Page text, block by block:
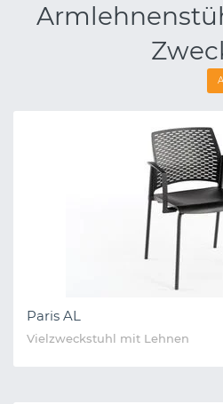
Paris AL
Vielzweckstuhl mit Lehnen